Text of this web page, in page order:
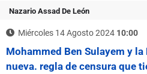
Nazario Assad De León
Miércoles 14 Agosto 2024 10:00
Mohammed Ben Sulayem y la
nueva. regla de censura que